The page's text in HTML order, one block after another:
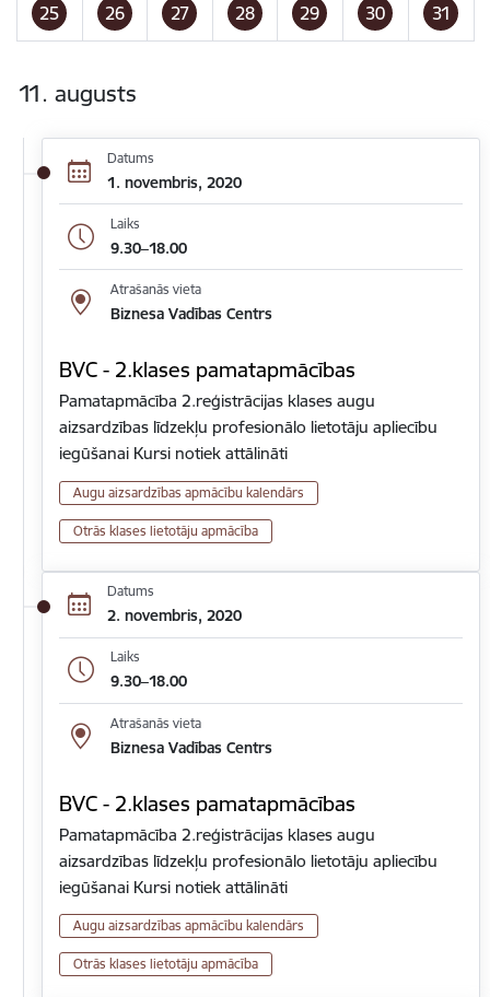
25 26 27 28 29 30 31
11. augusts
Datums
1. novembris, 2020
Laiks
9.30–18.00
Atrašanās vieta
Biznesa Vadības Centrs
BVC - 2.klases pamatapmācības
Pamatapmācība 2.reģistrācijas klases augu
aizsardzības līdzekļu profesionālo lietotāju apliecību
iegūšanai Kursi notiek attālināti
Augu aizsardzības apmācību kalendārs
Otrās klases lietotāju apmācība
Datums
2. novembris, 2020
Laiks
9.30–18.00
Atrašanās vieta
Biznesa Vadības Centrs
BVC - 2.klases pamatapmācības
Pamatapmācība 2.reģistrācijas klases augu
aizsardzības līdzekļu profesionālo lietotāju apliecību
iegūšanai Kursi notiek attālināti
Augu aizsardzības apmācību kalendārs
Otrās klases lietotāju apmācība